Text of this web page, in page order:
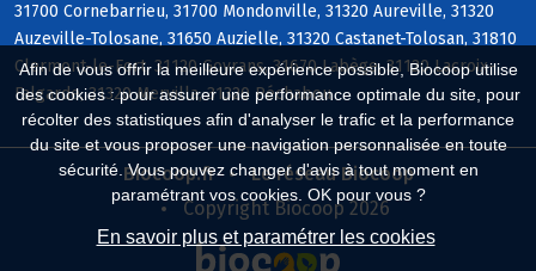
Afin de vous offrir la meilleure expérience possible, Biocoop utilise
des cookies : pour assurer une performance optimale du site, pour
récolter des statistiques afin d'analyser le trafic et la performance
du site et vous proposer une navigation personnalisée en toute
sécurité. Vous pouvez changer d'avis à tout moment en
paramétrant vos cookies. OK pour vous ?
En savoir plus et paramétrer les cookies
31700 Cornebarrieu, 31700 Mondonville, 31320 Aureville, 31320
Auzeville-Tolosane, 31650 Auzielle, 31320 Castanet-Tolosan, 31810
Clermont-le-Fort, 31120 Goyrans, 31670 Labège, 31120 Lacroix-
Falgarde, 31320 Mervilla, 31320 Péchabou
Biocoop.fr
Le réseau Biocoop
Copyright Biocoop 2026